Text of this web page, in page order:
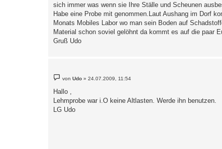
g
sich immer was wenn sie Ihre Ställe und Scheunen
Habe eine Probe mit genommen.Laut Aushang im Dorf
Monats Mobiles Labor wo man sein Boden auf
Material schon soviel gelöhnt da kommt es auf die paar
Gruß Udo
e
i
t
r
a
g
vonUdo »24.07.2009, 11:54
Hallo ,
Lehmprobe war i.O keine Altlasten. Werde ihn benutzen.
LG Udo